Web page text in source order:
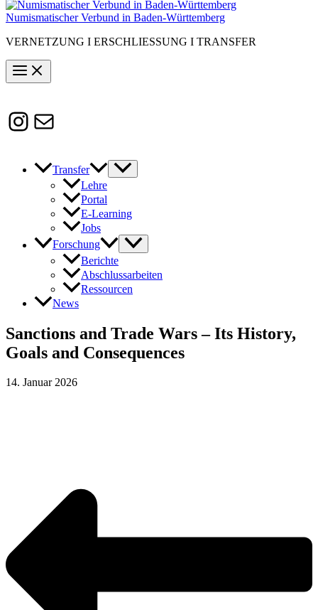
Numismatischer Verbund in Baden-Württemberg
VERNETZUNG I ERSCHLIESSUNG I TRANSFER
Instagram
Susanne.Boerner@zaw.uni-
heidelberg.de
Transfer
Lehre
Portal
E-Learning
Jobs
Forschung
Berichte
Abschlussarbeiten
Ressourcen
News
Sanctions and Trade Wars – Its History,
Goals and Consequences
14. Januar 2026